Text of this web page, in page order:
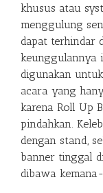
khusus atau
menggulung
dapat terhindar
keunggulannya
digunakan
acara yang
karena Roll Up
pindahkan.
dengan stand,
banner tinggal
dibawa